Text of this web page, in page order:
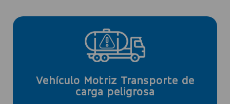
Vehículo Motriz Transporte de
carga peligrosa
Cada 12 meses.
cada 4 meses.